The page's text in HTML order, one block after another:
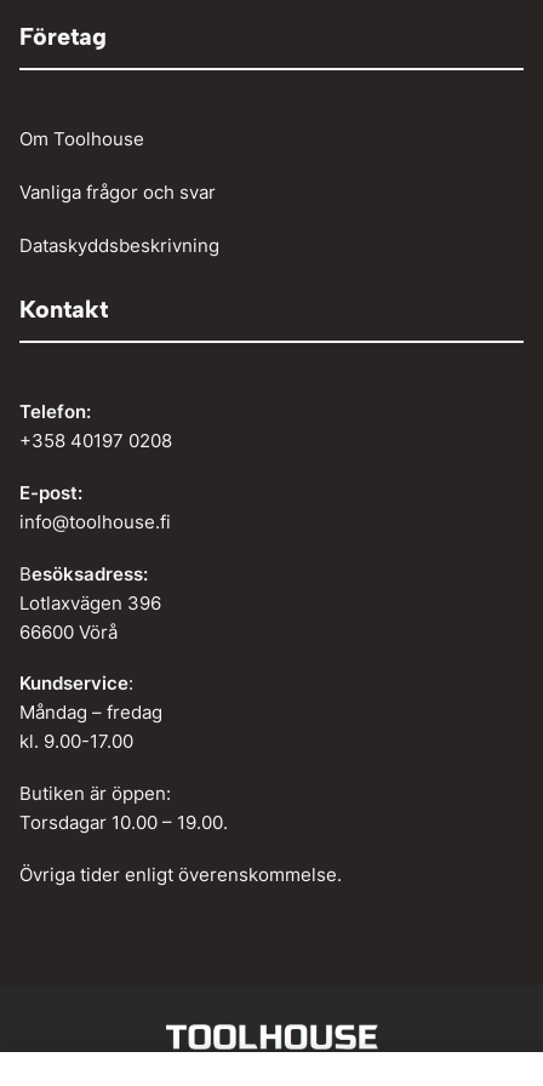
Företag
Om Toolhouse
Vanliga frågor och svar
Dataskyddsbeskrivning
Kontakt
Telefon:
+358 40197 0208
E-post:
info@toolhouse.fi
Besöksadress:
Lotlaxvägen 396
66600 Vörå
Kundservice:
Måndag – fredag
kl. 9.00-17.00
Butiken är öppen:
Torsdagar 10.00 – 19.00.
Övriga tider enligt överenskommelse.